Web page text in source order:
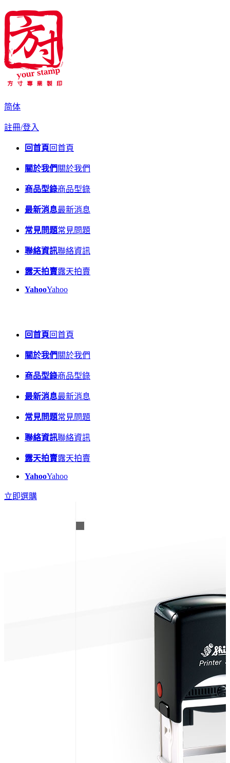
简体
註冊/登入
回首頁回首頁
關於我們 關於我們
商品型錄商品型錄
最新消息最新消息
常見問題常見問題
聯絡資訊聯絡資訊
露天拍賣露天拍賣
YahooYahoo
回首頁回首頁
關於我們 關於我們
商品型錄商品型錄
最新消息最新消息
常見問題常見問題
聯絡資訊聯絡資訊
露天拍賣露天拍賣
YahooYahoo
立即選購